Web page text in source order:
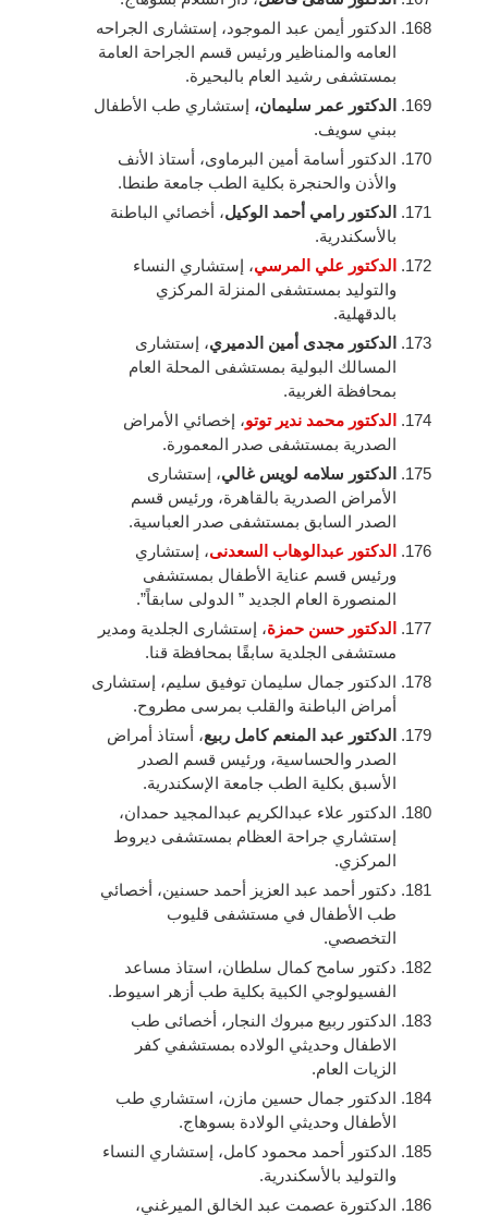
الدكتور أيمن عبد الموجود، إستشارى الجراحه
العامه والمناظير ورئيس قسم الجراحة العامة
بمستشفى رشيد العام بالبحيرة.
الدكتور عمر سليمان، إستشاري طب الأطفال
ببني سويف.
الدكتور أسامة أمين البرماوى، أستاذ الأنف
والأذن والحنجرة بكلية الطب جامعة طنطا.
الدكتور رامي أحمد الوكيل، أخصائي الباطنة
بالأسكندرية.
الدكتور علي المرسي، إستشاري النساء
والتوليد بمستشفى المنزلة المركزي
بالدقهلية.
الدكتور مجدى أمين الدميري، إستشارى
المسالك البولية بمستشفى المحلة العام
بمحافظة الغربية.
الدكتور محمد ندير توتو، إخصائي الأمراض
الصدرية بمستشفى صدر المعمورة.
الدكتور سلامه لويس غالي، إستشارى
الأمراض الصدرية بالقاهرة، ورئيس قسم
الصدر السابق بمستشفى صدر العباسية.
الدكتور عبدالوهاب السعدنى، إستشاري
ورئيس قسم عناية الأطفال بمستشفى
المنصورة العام الجديد ” الدولى سابقاً”.
الدكتور حسن حمزة، إستشارى الجلدية ومدير
مستشفى الجلدية سابقًا بمحافظة قنا.
الدكتور جمال سليمان توفيق سليم، إستشارى
أمراض الباطنة والقلب بمرسى مطروح.
الدكتور عبد المنعم كامل ربيع، أستاذ أمراض
الصدر والحساسية، ورئيس قسم الصدر
الأسبق بكلية الطب جامعة الإسكندرية.
الدكتور علاء عبدالكريم عبدالمجيد حمدان،
إستشاري جراحة العظام بمستشفى ديروط
المركزي.
دكتور أحمد عبد العزيز أحمد حسنين، أخصائي
طب الأطفال في مستشفى قليوب
التخصصي.
دكتور سامح كمال سلطان، استاذ مساعد
الفسيولوجي الكبية بكلية طب أزهر اسيوط.
الدكتور ربيع مبروك النجار، أخصائى طب
الاطفال وحديثي الولاده‎ بمستشفي كفر
الزيات العام.
الدكتور جمال حسين مازن، استشاري طب
الأطفال وحديثي الولادة بسوهاج.
الدكتور أحمد محمود كامل، إستشاري النساء
والتوليد بالأسكندرية.
الدكتورة عصمت عبد الخالق الميرغني،